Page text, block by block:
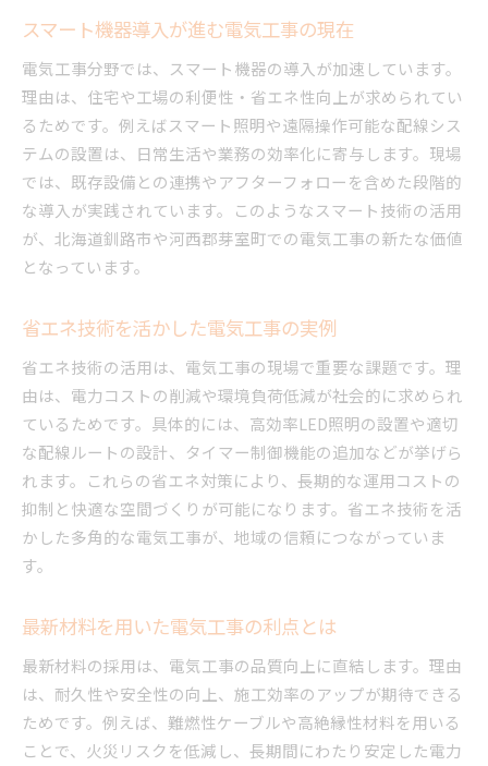
スマート機器導入が進む電気工事の現在
電気工事分野では、スマート機器の導入が加速しています。
理由は、住宅や工場の利便性・省エネ性向上が求められてい
るためです。例えばスマート照明や遠隔操作可能な配線シス
テムの設置は、日常生活や業務の効率化に寄与します。現場
では、既存設備との連携やアフターフォローを含めた段階的
な導入が実践されています。このようなスマート技術の活用
が、北海道釧路市や河西郡芽室町での電気工事の新たな価値
となっています。
省エネ技術を活かした電気工事の実例
省エネ技術の活用は、電気工事の現場で重要な課題です。理
由は、電力コストの削減や環境負荷低減が社会的に求められ
ているためです。具体的には、高効率LED照明の設置や適切
な配線ルートの設計、タイマー制御機能の追加などが挙げら
れます。これらの省エネ対策により、長期的な運用コストの
抑制と快適な空間づくりが可能になります。省エネ技術を活
かした多角的な電気工事が、地域の信頼につながっていま
す。
最新材料を用いた電気工事の利点とは
最新材料の採用は、電気工事の品質向上に直結します。理由
は、耐久性や安全性の向上、施工効率のアップが期待できる
ためです。例えば、難燃性ケーブルや高絶縁性材料を用いる
ことで、火災リスクを低減し、長期間にわたり安定した電力